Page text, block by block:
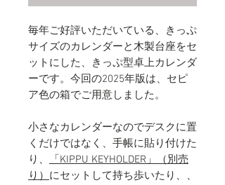
毎年ご好評いただいている、きっぷ
サイズのカレンダーと木製台座をセ
ットにした、
きっぷ型卓上カレンダ
ーです。今回の2025年版は、セピ
ア色の箱でご用意しました。
小さなカレンダーなのでデスクに置
くだけではなく、手帳に貼り付けた
り、
「KIPPU KEYHOLDER」（別売
り） にセットして持ち歩いたり、、